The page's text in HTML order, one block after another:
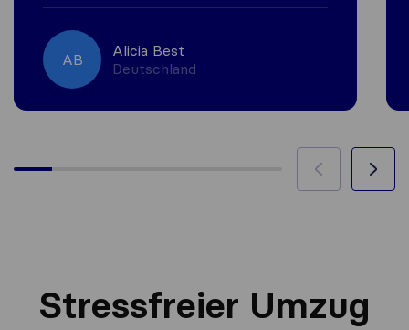
AB
Alicia Best
Deutschland
Stressfreier Umzug